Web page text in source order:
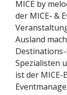
MICE by
der MICE- &
Ausland
Spezialisten
ist der